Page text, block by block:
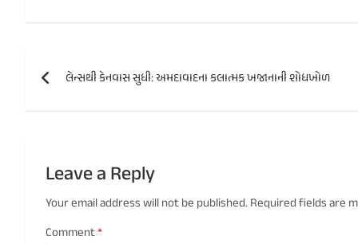
Post
navigation
લેન્સથી કેનવાસ સુધી: અમદાવાદના કલાત્મક ખજાનાની શોધખોળ
Leave a Reply
Your email address will not be published. Required fields are
Comment*